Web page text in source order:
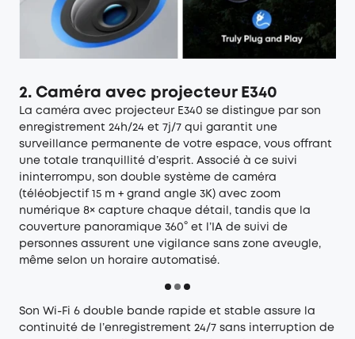
2. Caméra avec projecteur E340
La caméra avec projecteur E340 se distingue par son
enregistrement 24h/24 et 7j/7 qui garantit une
surveillance permanente de votre espace, vous offrant
une totale tranquillité d’esprit. Associé à ce suivi
ininterrompu, son double système de caméra
(téléobjectif 15 m + grand angle 3K) avec zoom
numérique 8× capture chaque détail, tandis que la
couverture panoramique 360° et l’IA de suivi de
personnes assurent une vigilance sans zone aveugle,
même selon un horaire automatisé.
Son Wi-Fi 6 double bande rapide et stable assure la
continuité de l’enregistrement 24/7 sans interruption de